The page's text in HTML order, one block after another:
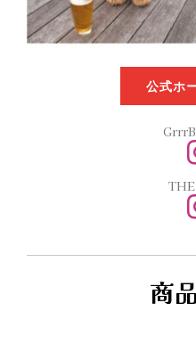
ガイ
公式ホ
商